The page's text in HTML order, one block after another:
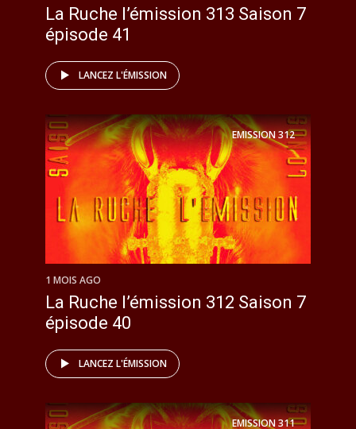
La Ruche l’émission 313 Saison 7
épisode 41
LANCEZ L'ÉMISSION
EMISSION312
1 MOIS AGO
La Ruche l’émission 312 Saison 7
épisode 40
LANCEZ L'ÉMISSION
EMISSION311